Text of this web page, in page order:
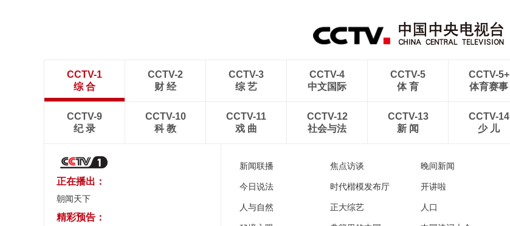
CCTV-1
综 合
CCTV-2
财 经
CCTV-3
综 艺
CCTV-4
中文国际
CCTV-5
体 育
CCTV-5+
体育赛事
CCTV-9
纪 录
CCTV-10
科 教
CCTV-11
戏 曲
CCTV-12
社会与法
CCTV-13
新 闻
CCTV-14
少 儿
正在播出：
朝闻天下
精彩预告：
新闻联播 焦点访谈 晚间新闻
今日说法 时代楷模发布厅 开讲啦
人与自然 正大综艺 人口